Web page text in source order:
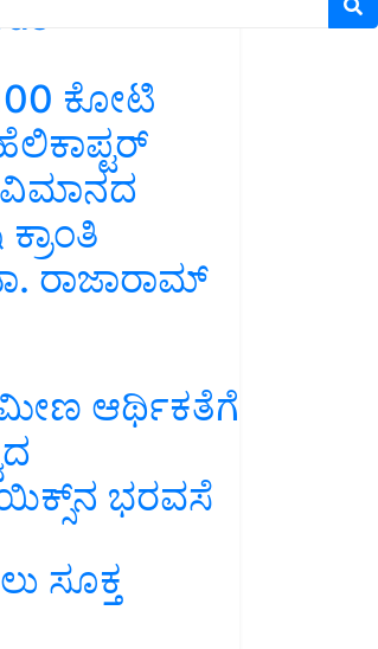
ಕೋಟಿ
ರಾಜಾರಾಮ್
ಆರ್ಥಿಕತೆಗೆ
ಭರವಸೆ
ಸೂಕ್ತ